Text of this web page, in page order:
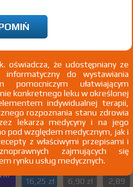
OTC
100%
17,29 zł
Produkcji Farmaceutycznej
Hasco-Lek SA
16,25 zł
30% (1)
6,90 zł 2,89
oświadcza, że udostępniany ze
do wystawiania
ułatwiającym
konkretnego leku w określonej
indywidualnej terapii,
rozpoznania stanu zdrowia
lekarza medycyny i na jego
pod względem medycznym, jak i
z właściwymi przepisami i
zajmujących się
rynku usług medycznych.